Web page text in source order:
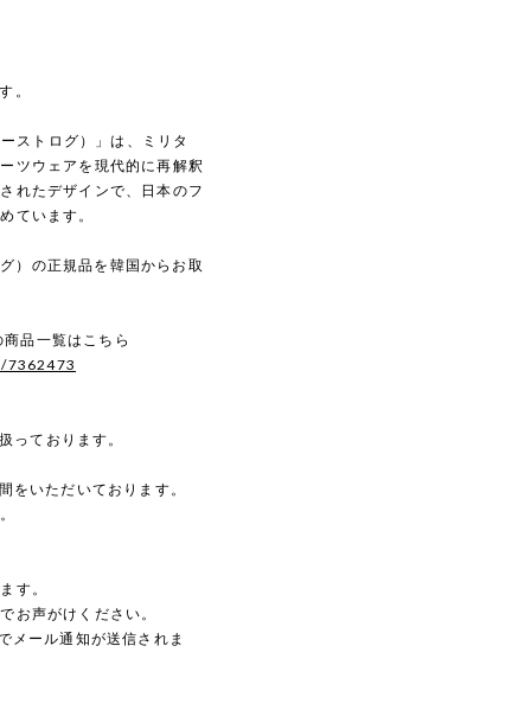
。
ストログ）」は、ミリタ
ツウェアを現代的に再解釈
れたデザインで、日本のフ
ています。
）の正規品を韓国からお取
品一覧はこちら
7362473
っております。
をいただいております。
す。
お声がけください。
メール通知が送信されま